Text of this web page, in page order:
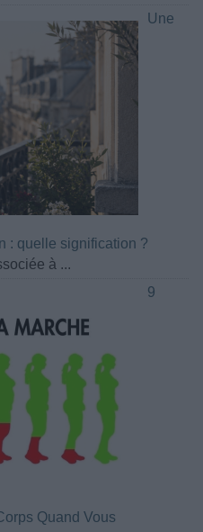
Une
: quelle signification ?
à ...
9
Quand Vous